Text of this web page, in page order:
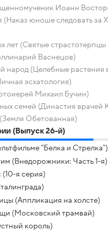
Иоанн
(Наказ юноше следовать за
лет (Святые страстотерпцы
Васнецов)
народ (Целебные растения
эсхатология)
Михаил Бучин)
семей (Династия врачей
Обетованная)
(Выпуск 26-й)
"Белка и Стрелка")
(Внедорожники: Часть 1-я)
я серия)
(Аппликация на холсте)
(Московский трамвай)
король)